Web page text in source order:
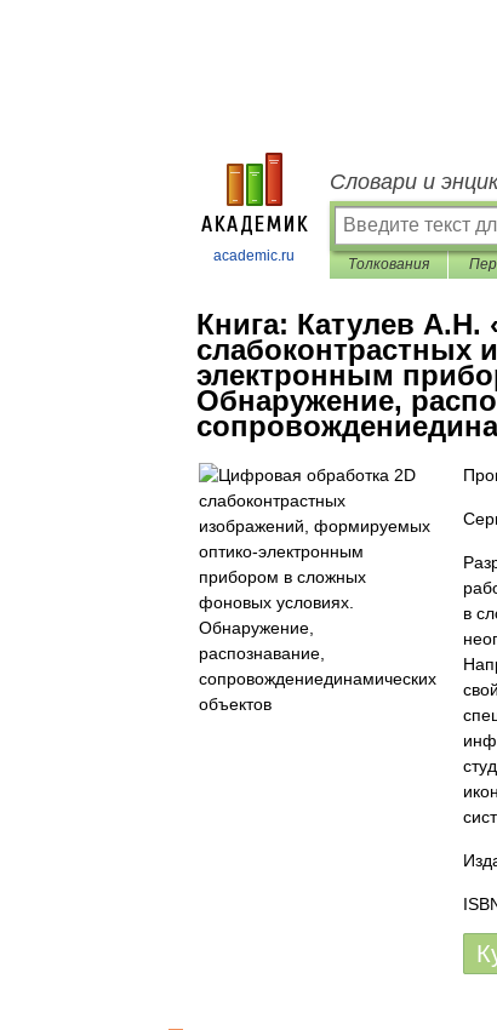
academic.ru
Словари и
Толкования
Книга: Катулев А.Н.
слабоконтрастных
электронным
Обнаружение,
в